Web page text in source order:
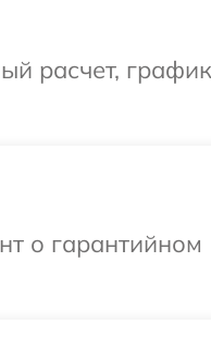
расчет,
о гарантийном